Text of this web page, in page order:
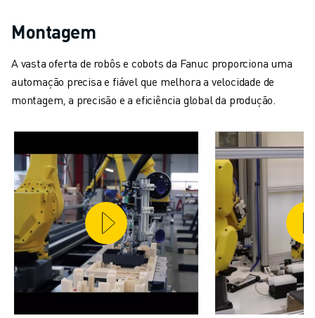
JUNTE-SE A NÓS » PORTAL DE EMPREGO
CONTACTO
CONTACTO
LOCALIZAÇÕES
IMPRIMIR
Montagem
A vasta oferta de robôs e cobots da Fanuc proporciona uma
automação precisa e fiável que melhora a velocidade de
montagem, a precisão e a eficiência global da produção.